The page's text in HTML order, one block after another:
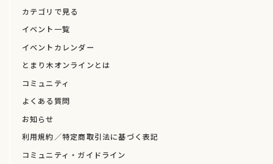
カテゴリで見る
イベント一覧
イベントカレンダー
とまり木オンラインとは
コミュニティ
よくある質問
お知らせ
利用規約／特定商取引法に基づく表記
コミュニティ・ガイドライン